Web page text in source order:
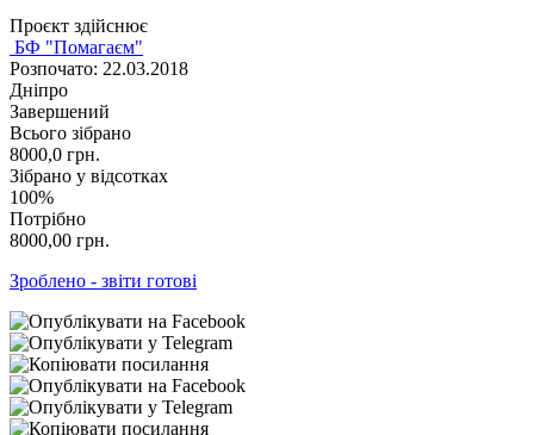
Проєкт здійснює
БФ "Помагаєм"
Розпочато: 22.03.2018
Дніпро
Завершений
Всього зібрано
8000,0 грн.
Зібрано у відсотках
100%
Потрібно
8000,00 грн.
Зроблено - звіти готові